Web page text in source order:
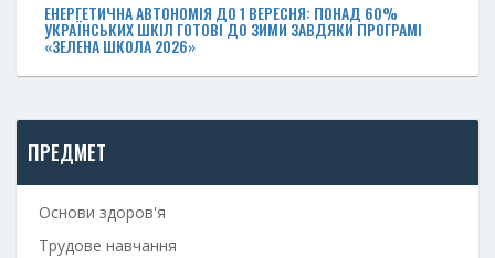
ЕНЕРГЕТИЧНА АВТОНОМІЯ ДО 1 ВЕРЕСНЯ: ПОНАД 60%
УКРАЇНСЬКИХ ШКІЛ ГОТОВІ ДО ЗИМИ ЗАВДЯКИ ПРОГРАМІ
«ЗЕЛЕНА ШКОЛА 2026»
ПРЕДМЕТ
Основи здоров'я
Трудове навчання